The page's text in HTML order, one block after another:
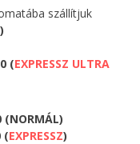
szállítjuk
(EXPRESSZ ULTRA
(NORMÁL)
(EXPRESSZ)